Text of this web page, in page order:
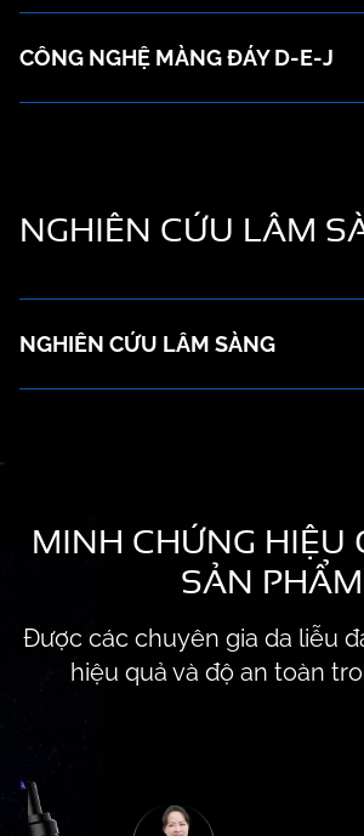
CÔNG NGHỆ MÀNG ĐÁY D-E-J
NGHIÊN CỨU LÂM
NGHIÊN CỨU LÂM SÀNG
MINH CHỨNG HIỆU
SẢN PHẨM
Được các chuyên gia da liễu
hiệu quả và độ an toàn